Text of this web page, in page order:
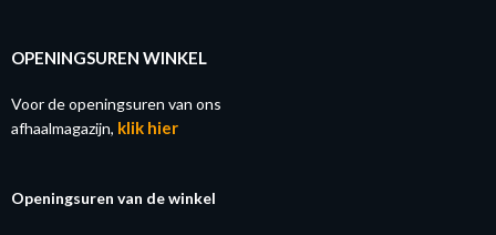
OPENINGSUREN WINKEL
Voor de openingsuren van ons
afhaalmagazijn, klik hier
Openingsuren van de winkel